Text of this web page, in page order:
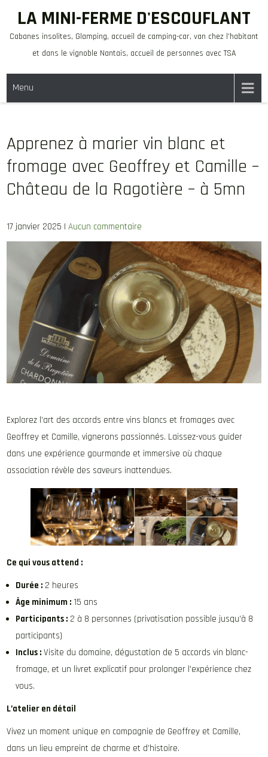
content
LA MINI-FERME D'ESCOUFLANT
Cabanes insolites, Glamping, accueil de camping-car, van chez l'habitant
et dans le vignoble Nantais, accueil de personnes avec TSA
Menu
Apprenez à marier vin blanc et
fromage avec Geoffrey et Camille –
Château de la Ragotière – à 5mn
17 janvier 2025 |Aucun commentaire
Explorez l’art des accords entre vins blancs et fromages avec
Geoffrey et Camille, vignerons passionnés. Laissez-vous guider
dans une expérience gourmande et immersive où chaque
association révèle des saveurs inattendues.
Ce qui vous attend :
Durée : 2 heures
Âge minimum : 15 ans
Participants : 2 à 8 personnes (privatisation possible jusqu’à 8
participants)
Inclus : Visite du domaine, dégustation de 5 accords vin blanc-
fromage, et un livret explicatif pour prolonger l’expérience chez
vous.
L’atelier en détail
Vivez un moment unique en compagnie de Geoffrey et Camille,
dans un lieu empreint de charme et d’histoire.